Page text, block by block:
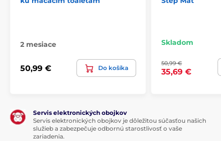
Produkt je zaradený v kategóriách
2 mesiace
50,99 € Do košíka
Skladom
50,99 €
35,69 €
Servis elektronických obojkov
Servis elektronických obojkov je dôležitou súčasťou našich
služieb a zabezpečuje odbornú starostlivosť o vaše
zariadenia.